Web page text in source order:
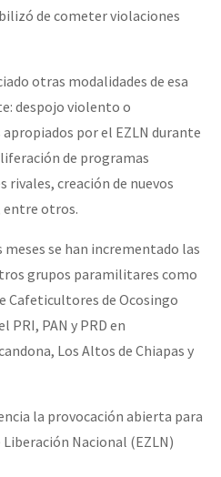
de cometer violaciones
otras modalidades de esa
despojo violento o
por el EZLN durante
de programas
rivales, creación de nuevos
entre otros.
se han incrementado las
grupos paramilitares como
Cafeticultores de Ocosingo
PRI, PAN y PRD en
Los Altos de Chiapas y
la provocación abierta para
Nacional (EZLN)